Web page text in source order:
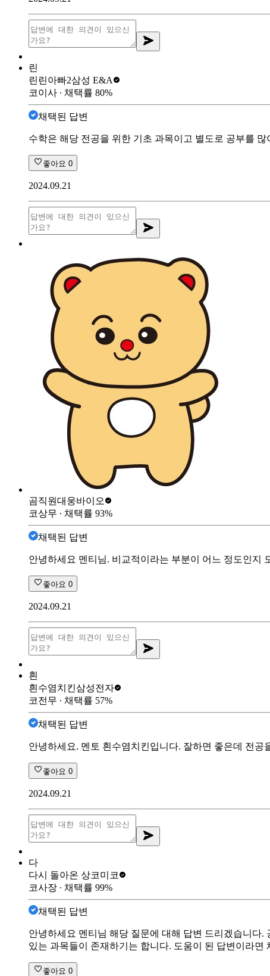
린
린린아빠2삼성 E&A
코이사 ∙ 채택률 80%
채택된 답변
수학은 해당 전공을 위한 기초 과목이고 별도로 공부를
좋아요 0
2024.09.21
곰직원대웅바이오
코상무 ∙ 채택률 93%
채택된 답변
안녕하세요 멘티님. 비교적이라는 부분이 어느 정도인지
좋아요 0
2024.09.21
흰
흰수염치킨삼성전자
코전무 ∙ 채택률 57%
채택된 답변
안녕하세요. 멘토 흰수염치킨입니다. 잘하면 좋은데 전
좋아요 0
2024.09.21
다
다시 돌아온 상코미코
코사장 ∙ 채택률 99%
채택된 답변
안녕하세요 멘티님 해당 질문에 대해 답변 드리겠습니다
있는 과목들이 존재하기는 합니다. 도움이 된 답변이라
좋아요 0